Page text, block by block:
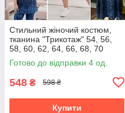
Стильний жіночий костюм,
тканина "Трикотаж" 54, 56,
58, 60, 62, 64, 66, 68, 70
розмір 54
Готово до відправки 4 од.
548 ₴ 598 ₴
Купити